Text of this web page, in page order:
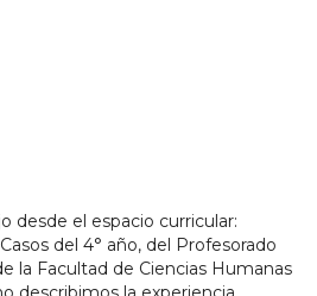
desde el espacio curricular:
del 4° año, del Profesorado
la Facultad de Ciencias Humanas